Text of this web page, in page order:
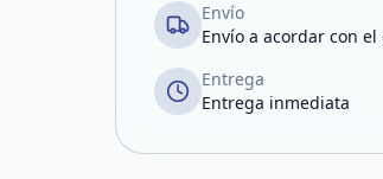
Envío
Envío a acordar con
Entrega
Entrega inmediata